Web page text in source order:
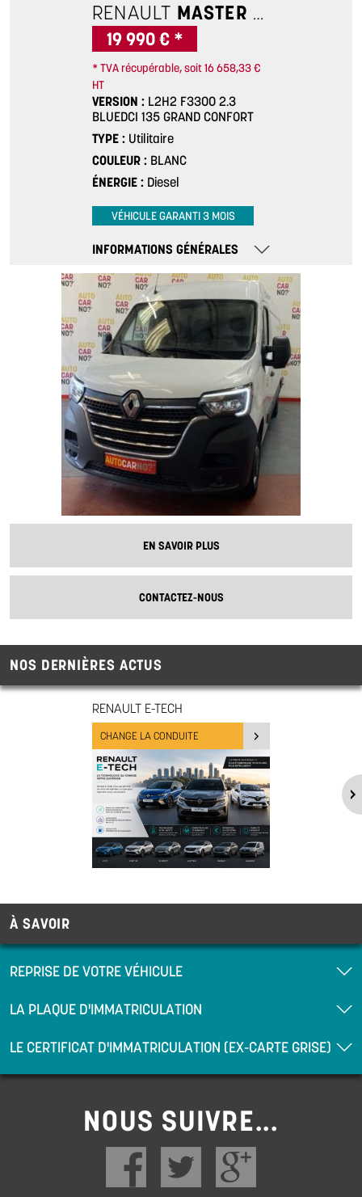
RENAULT MASTER 3
19 990 € *
* TVA récupérable, soit 16 658,33 €
HT
VERSION
L2H2 F3300 2.3
BLUEDCI 135 GRAND CONFORT
TYPE
Utilitaire
COULEUR
BLANC
ÉNERGIE
Diesel
VÉHICULE GARANTI 3 MOIS
INFORMATIONS GÉNÉRALES
EN SAVOIR PLUS
CONTACTEZ-NOUS
NOS DERNIÈRES ACTUS
RENAULT E-TECH
CHANGE LA CONDUITE
À SAVOIR
REPRISE DE VOTRE VÉHICULE
LA PLAQUE D'IMMATRICULATION
LE CERTIFICAT D'IMMATRICULATION (EX-CARTE GRISE)
NOUS SUIVRE...